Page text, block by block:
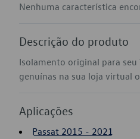
Nenhuma característica
Descrição do produto
Isolamento original para seu
genuínas na sua loja virtual
Aplicações
Passat 2015 - 2021